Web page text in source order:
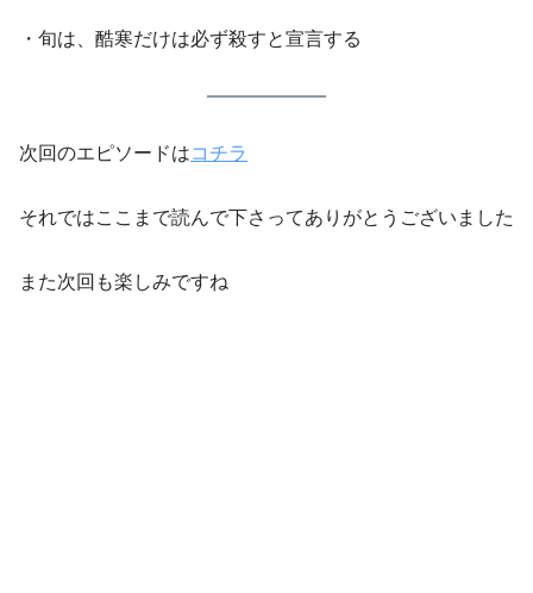
・旬は、酷寒だけは必ず殺すと宣言する
次回のエピソードはコチラ
それではここまで読んで下さってありがとうございました
また次回も楽しみですね